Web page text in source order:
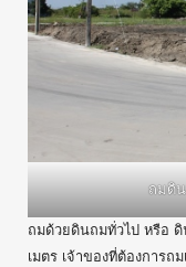
ถมดิ
ถมด้วยดินถมทั่วไป หรือ
เมตร เจ้าของที่ต้องการ